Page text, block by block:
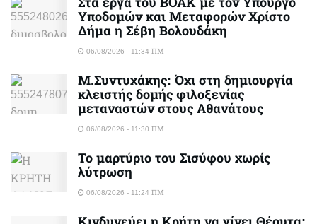
Υποδομών και Μεταφορών Χρίστο
Δήμα η Σέβη Βολουδάκη
06/08/2026 - 11:34 ΠΜ
Μ.Συντυχάκης: Όχι στη δημιουργία
κλειστής δομής φιλοξενίας
μεταναστών στους Αθανάτους
06/08/2026 - 11:30 ΠΜ
Το μαρτύριο του Σισύφου χωρίς
λύτρωση
06/08/2026 - 11:24 ΠΜ